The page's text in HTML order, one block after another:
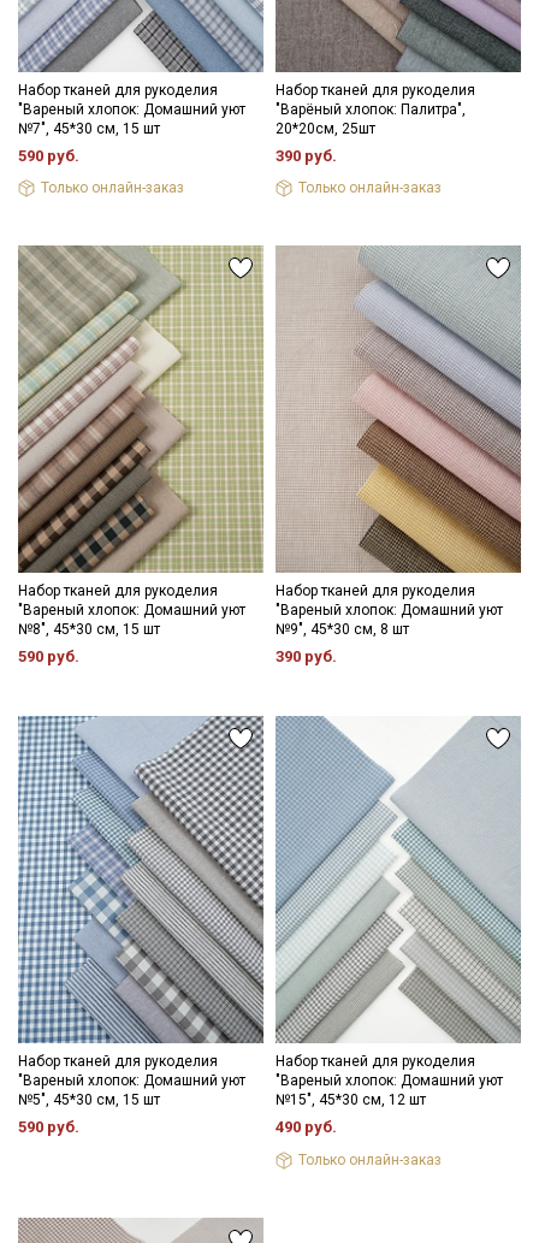
Набор тканей для рукоделия
"Вареный хлопок: Домашний уют
№7", 45*30 см, 15 шт
590 руб.
Только онлайн-заказ
Набор тканей для рукоделия
"Варёный хлопок: Палитра",
20*20см, 25шт
390 руб.
Только онлайн-заказ
Набор тканей для рукоделия
"Вареный хлопок: Домашний уют
№8", 45*30 см, 15 шт
590 руб.
Набор тканей для рукоделия
"Вареный хлопок: Домашний уют
№9", 45*30 см, 8 шт
390 руб.
Набор тканей для рукоделия
"Вареный хлопок: Домашний уют
№5", 45*30 см, 15 шт
590 руб.
Набор тканей для рукоделия
"Вареный хлопок: Домашний уют
№15", 45*30 см, 12 шт
490 руб.
Только онлайн-заказ
Секретная рассылка от Купава
Мы публикуем здесь дополнительные
промокоды и скидки до 30% на узкие
категории тканей
Электронная почта
Ознакомлен(а) сПолитикой обработки персональных
данных
и даюСогласие на обработку персональных
данных
ДаюСогласие на получение рекламных и
информационных рассылок